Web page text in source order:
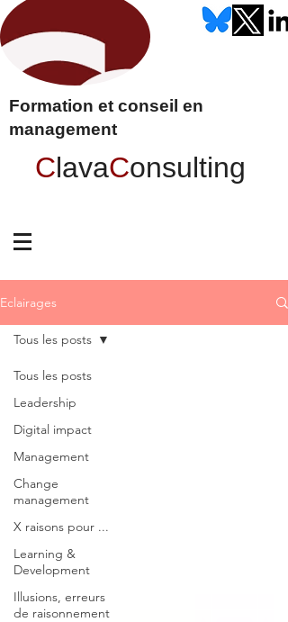
Formation et conseil en
management
ClavaConsulting
Eclairages
Tous les posts
Leadership
Digital impact
Management
Change
management
X raisons pour ...
Learning &
Development
Illusions, erreurs
de raisonnement
Tous les posts